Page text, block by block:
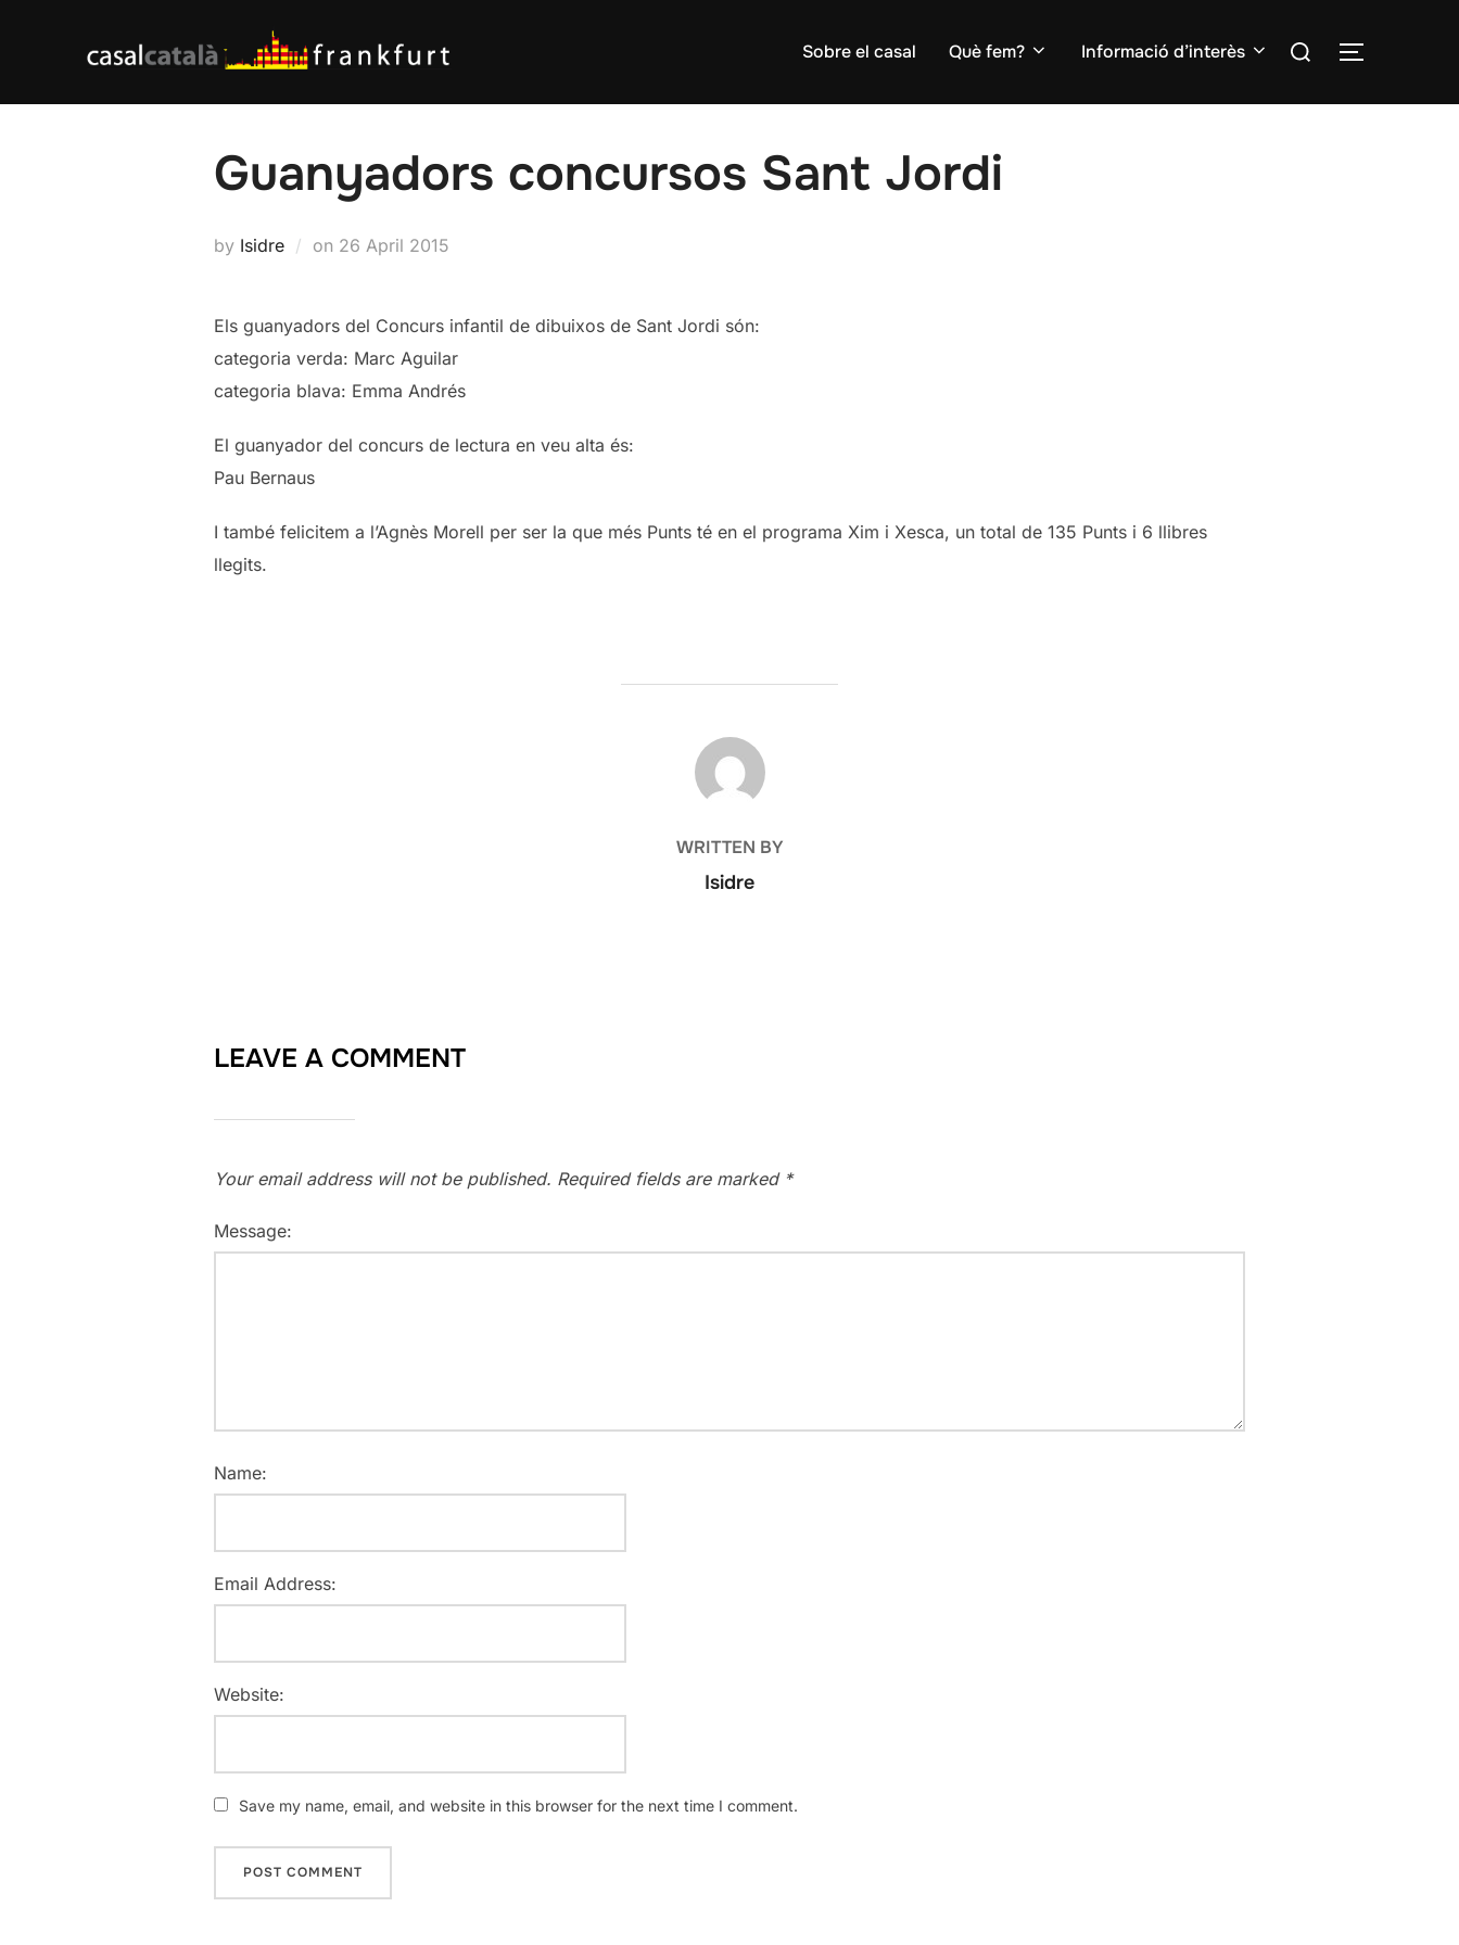
Sobre el casal Què fem? Informació d’interès
Search
TOGGLE
Guanyadors concursos Sant Jordi
by Isidre on Posted
26 April 2015
Els guanyadors del Concurs infantil de dibuixos de Sant Jordi són:
categoria verda: Marc Aguilar
categoria blava: Emma Andrés
El guanyador del concurs de lectura en veu alta és:
Pau Bernaus
I també felicitem a l’Agnès Morell per ser la que més Punts té en el programa Xim i Xesca, un total de 135 Punts i 6 llibres
llegits.
POST AUTHOR
WRITTEN BY
Isidre
LEAVE A COMMENT
Your email address will not be published. Required fields are marked *
Message:
Name:
Email Address:
Website:
Save my name, email, and website in this browser for the next time I comment.